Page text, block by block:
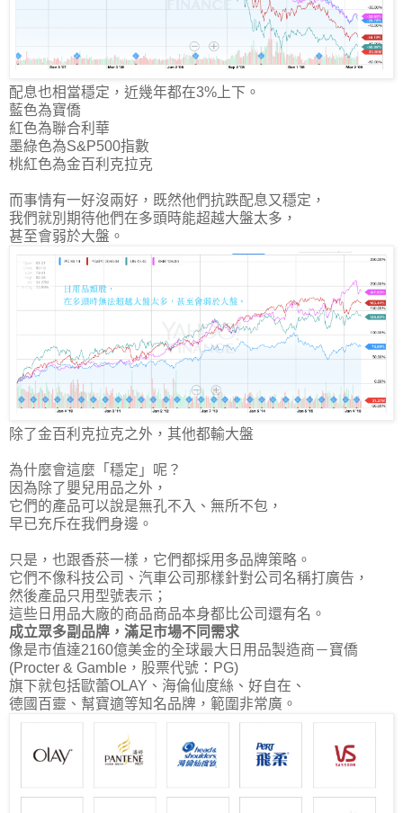
配息也相當穩定，近幾年都在3%上下。
藍色為寶僑
紅色為聯合利華
墨綠色為S&P500指數
桃紅色為金百利克拉克
而事情有一好沒兩好，既然他們抗跌配息又穩定，
我們就別期待他們在多頭時能超越大盤太多，
甚至會弱於大盤。
除了金百利克拉克之外，其他都輸大盤
為什麼會這麼「穩定」呢？
因為除了嬰兒用品之外，
它們的產品可以說是無孔不入、無所不包，
早已充斥在我們身邊。
只是，也跟香菸一樣，它們都採用多品牌策略。
它們不像科技公司、汽車公司那樣針對公司名稱打廣告，
然後產品只用型號表示；
這些日用品大廠的商品商品本身都比公司還有名。
成立眾多副品牌，滿足市場不同需求
像是市值達2160億美金的全球最大日用品製造商－寶僑
(Procter & Gamble，股票代號：PG)
旗下就包括歐蕾OLAY、海倫仙度絲、好自在、
德國百靈、幫寶適等知名品牌，範圍非常廣。